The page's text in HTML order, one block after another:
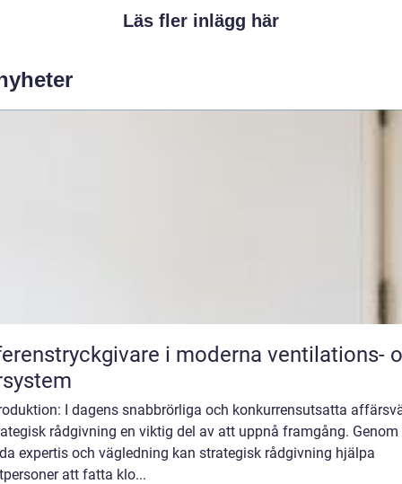
Läs fler inlägg här
i moderna ventilations-
I dagens snabbrörliga och konkurrensutsatta
rådgivning en viktig del av att uppnå framgång.
expertis och vägledning kan strategisk rådgivning hjälpa
att fatta klo...